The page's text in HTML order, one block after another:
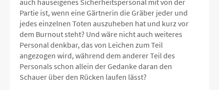
auch hauseigenes Sicherheitspersonal mit von der
Partie ist, wenn eine Gärtnerin die Gräber jeder und
jedes einzelnen Toten auszuheben hat und kurz vor
dem Burnout steht? Und wäre nicht auch weiteres
Personal denkbar, das von Leichen zum Teil
angezogen wird, während dem anderer Teil des
Personals schon allein der Gedanke daran den
Schauer über den Rücken laufen lässt?